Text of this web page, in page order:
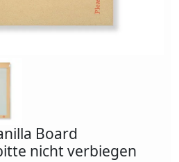
Board
nicht verbiegen